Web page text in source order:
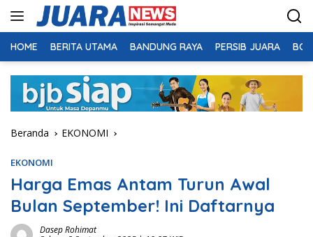
HOME BERITA UTAMA BANDUNG RAYA PERSIB JUARA
Beranda EKONOMI
EKONOMI
Harga Emas Antam Turun Awal
Bulan September! Ini Daftarnya
Dasep Rohimat